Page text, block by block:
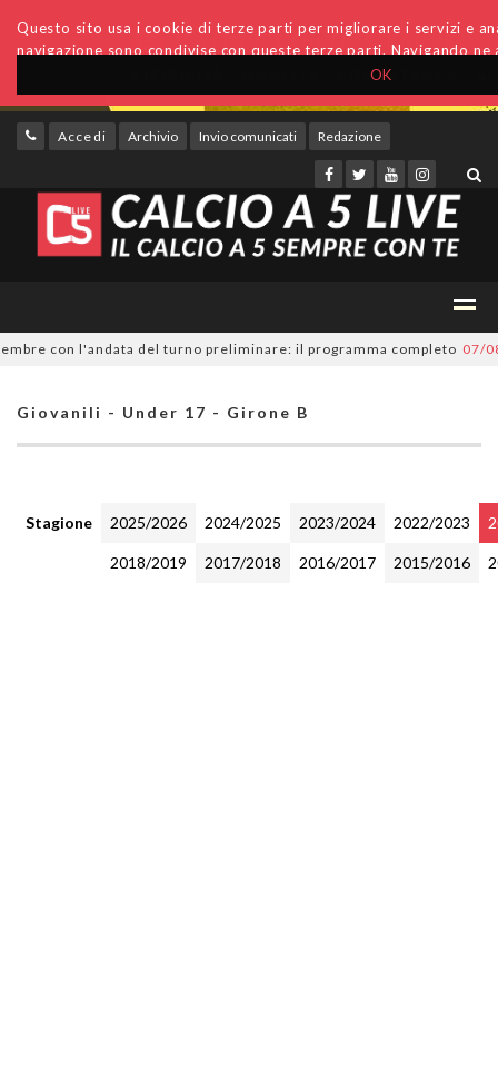
OK
Questo sito usa i cookie di terze parti per migliorare i servizi e
navigazione sono condivise con queste terze parti. Navigando
Accedi Archivio Invio comunicati Redazione
con l'andata del turno preliminare: il programma completo 07/08/
Giovanili - Under 17 - Girone B
Stagione 2025/2026 2024/2025 2023/2024 2022/2023
2018/2019 2017/2018 2016/2017 2015/2016